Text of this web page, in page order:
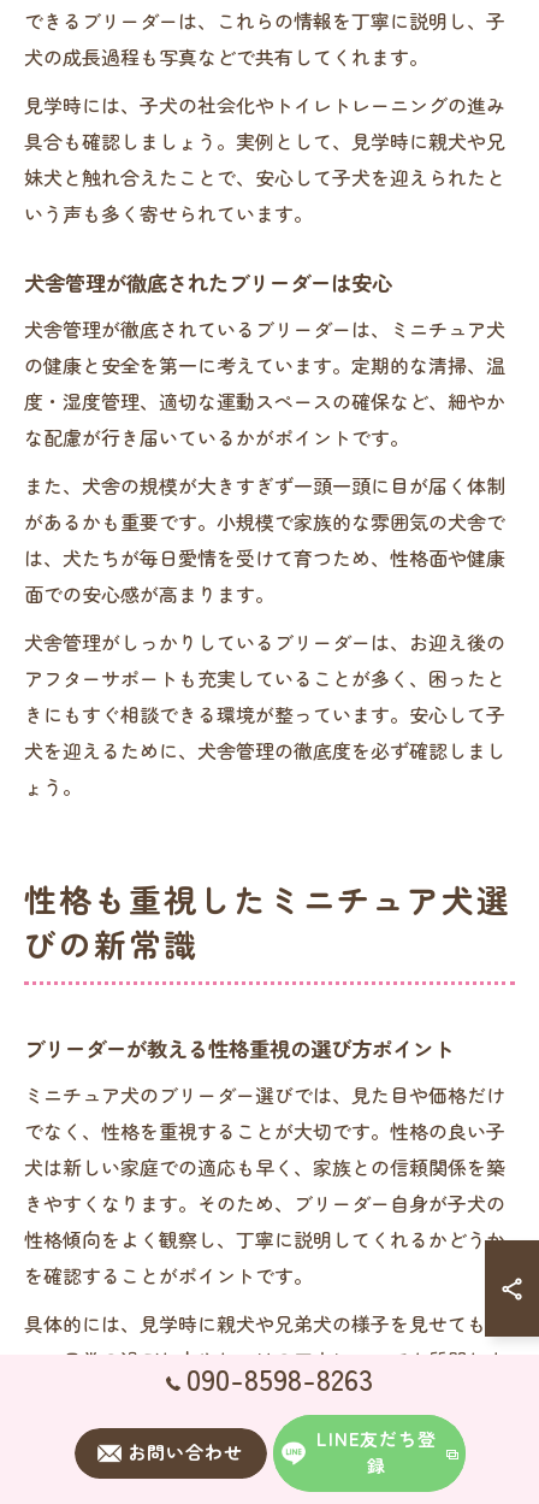
できるブリーダーは、これらの情報を丁寧に説明し、子
犬の成長過程も写真などで共有してくれます。
見学時には、子犬の社会化やトイレトレーニングの進み
具合も確認しましょう。実例として、見学時に親犬や兄
妹犬と触れ合えたことで、安心して子犬を迎えられたと
いう声も多く寄せられています。
犬舎管理が徹底されたブリーダーは安心
犬舎管理が徹底されているブリーダーは、ミニチュア犬
の健康と安全を第一に考えています。定期的な清掃、温
度・湿度管理、適切な運動スペースの確保など、細やか
な配慮が行き届いているかがポイントです。
また、犬舎の規模が大きすぎず一頭一頭に目が届く体制
があるかも重要です。小規模で家族的な雰囲気の犬舎で
は、犬たちが毎日愛情を受けて育つため、性格面や健康
面での安心感が高まります。
犬舎管理がしっかりしているブリーダーは、お迎え後の
アフターサポートも充実していることが多く、困ったと
きにもすぐ相談できる環境が整っています。安心して子
犬を迎えるために、犬舎管理の徹底度を必ず確認しまし
ょう。
性格も重視したミニチュア犬選
びの新常識
ブリーダーが教える性格重視の選び方ポイント
ミニチュア犬のブリーダー選びでは、見た目や価格だけ
でなく、性格を重視することが大切です。性格の良い子
犬は新しい家庭での適応も早く、家族との信頼関係を築
きやすくなります。そのため、ブリーダー自身が子犬の
性格傾向をよく観察し、丁寧に説明してくれるかどうか
を確認することがポイントです。
具体的には、見学時に親犬や兄弟犬の様子を見せてもら
い、日常の過ごし方やしつけの工夫についても質問しま
しょう。信頼できるブリーダーは、子犬の個性や性格の
特徴を包み隠さず伝え、家庭環境に合った子を提案して
くれます。
090-8598-8263
お問い合わせ
LINE友だち登
録